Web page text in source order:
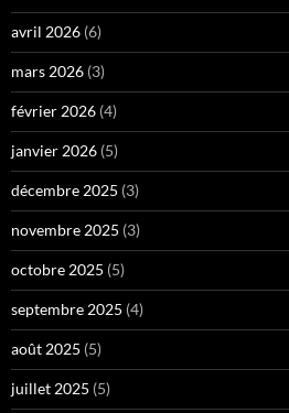
avril 2026 (6)
mars 2026 (3)
février 2026 (4)
janvier 2026 (5)
décembre 2025 (3)
novembre 2025 (3)
octobre 2025 (5)
septembre 2025 (4)
août 2025 (5)
juillet 2025 (5)